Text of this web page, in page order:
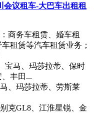
会议租车-大巴车出租租
商务车租赁、婚车租
租赁等汽车租赁业务；
宝马、玛莎拉蒂、保时
丰田...
、玛莎拉蒂、劳斯莱
克GL8、江淮星锐、金